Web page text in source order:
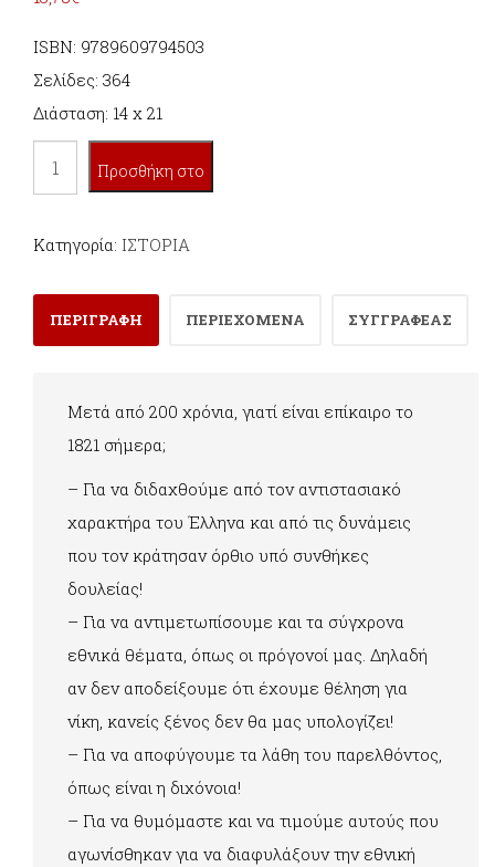
ISBN: 9789609794503
Σελίδες: 364
Διάσταση: 14 x 21
1821
ποσότητα
Προσθήκη στο
Κατηγορία: ΙΣΤΟΡΙΑ
ΠΕΡΙΓΡΑΦΗ ΠΕΡΙΕΧΟΜΕΝΑ ΣΥΓΓΡΑΦΕΑΣ
Mετά από 200 χρόνια, γιατί είναι επίκαιρο το
1821 σήμερα;
– Για να διδαχθούμε από τον αντιστασιακό
χαρακτήρα του Έλληνα και από τις δυνάμεις
που τον κράτησαν όρθιο υπό συνθήκες
δουλείας!
– Για να αντιμετωπίσουμε και τα σύγχρονα
εθνικά θέματα, όπως οι πρόγονοί μας. Δηλαδή
αν δεν αποδείξουμε ότι έχουμε θέληση για
νίκη, κανείς ξένος δεν θα μας υπολογίζει!
– Για να αποφύγουμε τα λάθη του παρελθόντος,
όπως είναι η διχόνοια!
– Για να θυμόμαστε και να τιμούμε αυτούς που
αγωνίσθηκαν για να διαφυλάξουν την εθνική